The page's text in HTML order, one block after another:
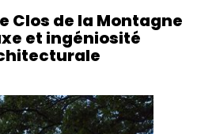
Clos de la Montagne
et ingéniosité